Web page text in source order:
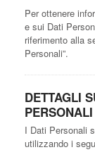
Per ottenere
e sui Dati
riferimento alla
Personali”.
DETTAGLI
PERSONALI
I Dati Personali
utilizzando i